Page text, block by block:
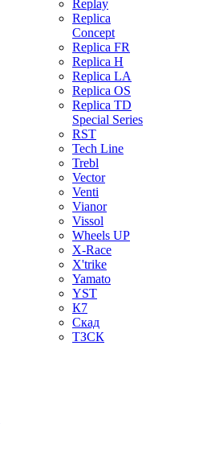
Replay
Replica
Concept
Replica FR
Replica H
Replica LA
Replica OS
Replica TD
Special Series
RST
Tech Line
Trebl
Vector
Venti
Vianor
Vissol
Wheels UP
X-Race
X'trike
Yamato
YST
К7
Скад
ТЗСК